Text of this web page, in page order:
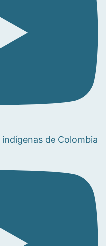
indígenas de Colombia